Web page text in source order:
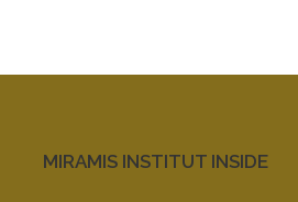
MIRAMIS INSTITUT INSIDE